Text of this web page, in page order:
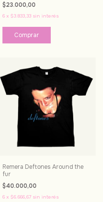
$23.000,00
6 x $3.833,33 sin interés
Remera Deftones Around the
fur
$40.000,00
6 x $6.666,67 sin interés